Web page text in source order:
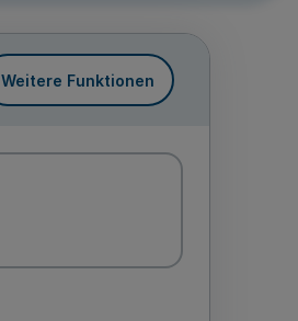
Weitere Funktionen